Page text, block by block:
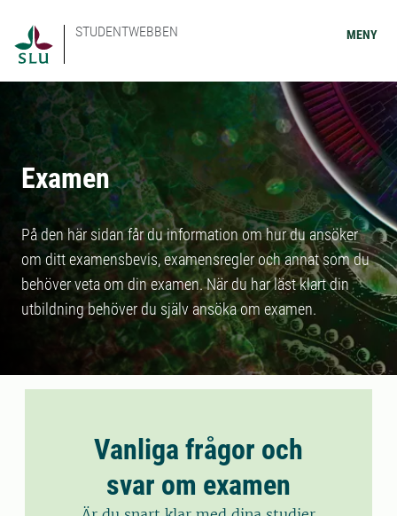
STUDENTWEBBEN MENY
Examen
På den här sidan får du information om hur du ansöker
om ditt examensbevis, examensregler och annat som du
behöver veta om din examen. När du har läst klart din
utbildning behöver du själv ansöka om examen.
Vanliga frågor och
svar om examen